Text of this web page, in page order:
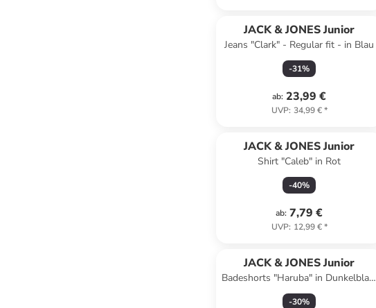
JACK & JONES Junior
Jeans "Clark" - Regular fit - in Blau
-31%
ab: 23,99 €
UVP: 34,99 €*
JACK & JONES Junior
Shirt "Caleb" in Rot
-40%
ab: 7,79 €
UVP: 12,99 €*
JACK & JONES Junior
Badeshorts "Haruba" in Dunkelblau/
Blau
-30%